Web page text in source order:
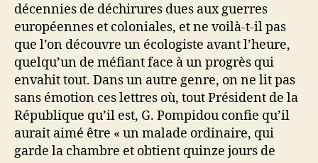
décennies de déchirures dues aux guerres
européennes et coloniales, et ne voilà-t-il pas
que l’on découvre un écologiste avant l’heure,
quelqu’un de méfiant face à un progrès qui
envahit tout. Dans un autre genre, on ne lit pas
sans émotion ces lettres où, tout Président de la
République qu’il est, G. Pompidou confie qu’il
aurait aimé être « un malade ordinaire, qui
garde la chambre et obtient quinze jours de